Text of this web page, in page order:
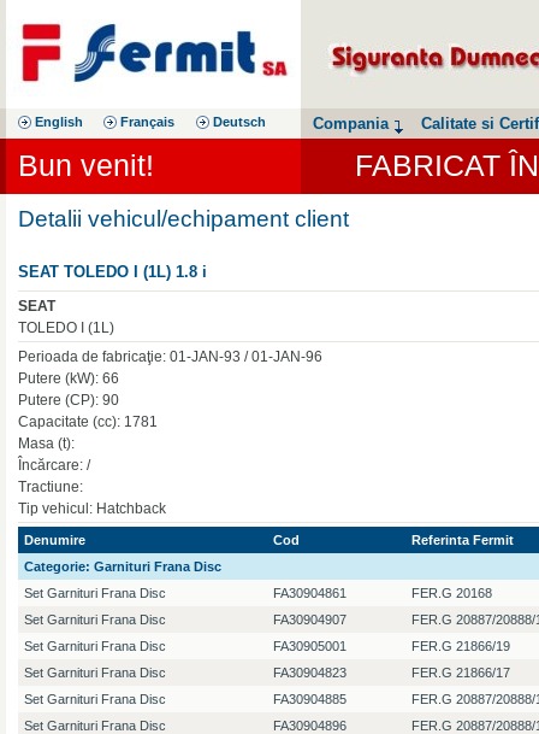
English Français Deutsch Compania Calitate si
Bun venit! FABRICAT
Detalii vehicul/echipament client
SEAT TOLEDO I (1L) 1.8 i
SEAT
TOLEDO I (1L)
Perioada de fabricaţie: 01-JAN-93 / 01-JAN-96
Putere (kW): 66
Putere (CP): 90
Capacitate (cc): 1781
Masa (t):
Încărcare: /
Tractiune:
Tip vehicul: Hatchback
Denumire Cod
Referinta Fermit
Categorie: Garnituri Frana Disc
Set Garnituri Frana Disc
FA30904861
FER.G 20168
Set Garnituri Frana Disc
FA30904907
FER.G 20887/20888/
Set Garnituri Frana Disc
FA30905001
FER.G 21866/19
Set Garnituri Frana Disc
FA30904823
FER.G 21866/17
Set Garnituri Frana Disc
FA30904885
FER.G 20887/20888/
Set Garnituri Frana Disc
FA30904896
FER.G 20887/20888/